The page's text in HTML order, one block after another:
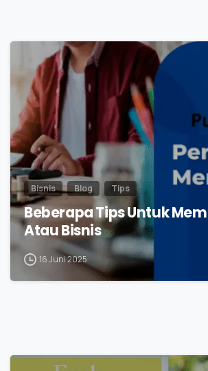
Bisnis Blog Tips
Beberapa Tips Untuk
Atau Bisnis
16 Juni 2025